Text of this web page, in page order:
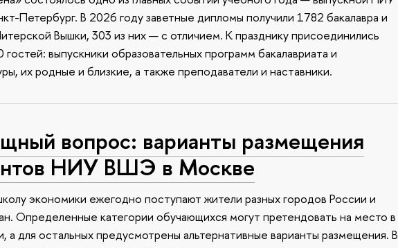
Петербург. В 2026 году заветные дипломы получили 1782 бакалавра и
Вышки, 303 из них — с отличием. К празднику присоединились
выпускники образовательных программ бакалавриата и
их родные и близкие, а также преподаватели и наставники.
вопрос: варианты размещения
НИУ ВШЭ в Москве
экономики ежегодно поступают жители разных городов России и
Определенные категории обучающихся могут претендовать на место в
а для остальных предусмотрены альтернативные варианты размещения. В